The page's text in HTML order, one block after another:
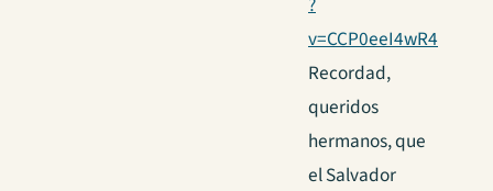
v=CCP0eeI4wR4
Recordad,
queridos
hermanos, que
el Salvador